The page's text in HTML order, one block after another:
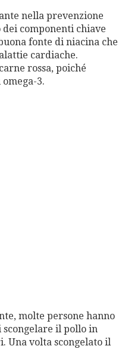
nella prevenzione
componenti chiave
fonte di niacina che
cardiache.
rossa, poiché
3.
molte persone hanno
scongelare il pollo in
Una volta scongelato il